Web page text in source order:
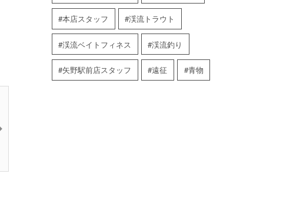
本店スタッフ 渓流トラウト
渓流ベイトフィネス 渓流釣り
矢野駅前店スタッフ 遠征 青物